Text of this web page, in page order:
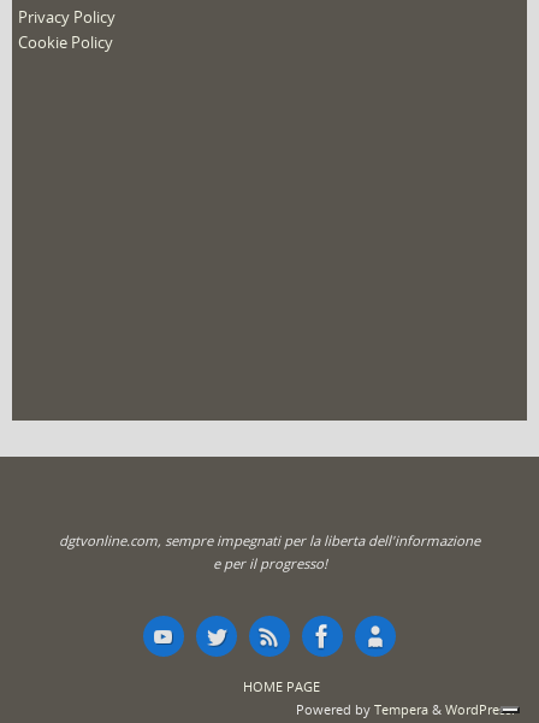
nuovo film
Privacy Policy
Cookie Policy
dgtvonline.com, sempre impegnati per la liberta dell'informazione
e per il progresso!
HOME PAGE
Powered by Tempera & WordPress.